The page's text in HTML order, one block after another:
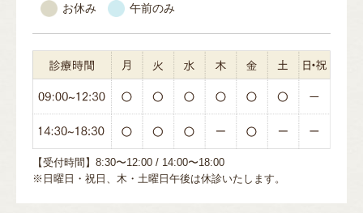
お休み 午前のみ
【受付時間】8:30〜12:00 / 14:00〜18:00
※日曜日・祝日、木・土曜日午後は休診いたします。